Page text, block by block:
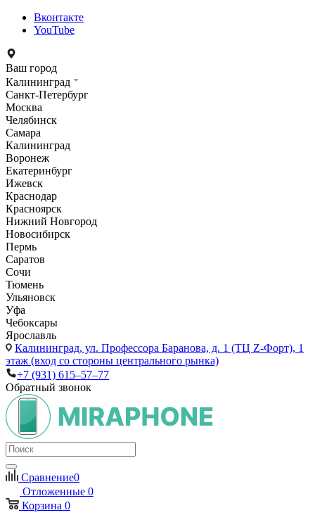
Вконтакте
YouTube
Ваш город
Калининград
Санкт-Петербург
Москва
Челябинск
Самара
Калининград
Воронеж
Екатеринбург
Ижевск
Краснодар
Красноярск
Нижний Новгород
Новосибирск
Пермь
Саратов
Сочи
Тюмень
Ульяновск
Уфа
Чебоксары
Ярославль
Калининград, ул. Профессора Баранова, д. 1 (ТЦ Z-Форт), 1
этаж (вход со стороны центрального рынка)
+7 (931) 615‒57‒77
Обратный звонок
Сравнение0
Отложенные 0
Корзина 0